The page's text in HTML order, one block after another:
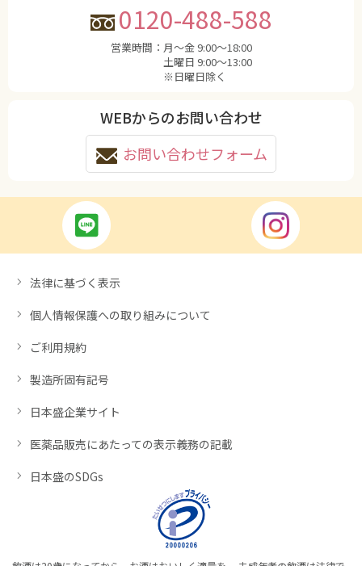
0120-488-588
営業時間： 月〜金 9:00〜18:00
土曜日 9:00〜13:00
※日曜日除く
WEBからのお問い合わせ
お問い合わせフォーム
法律に基づく表示
個人情報保護への取り組みについて
ご利用規約
製造所固有記号
日本盛企業サイト
医薬品販売にあたっての表示義務の記載
日本盛のSDGs